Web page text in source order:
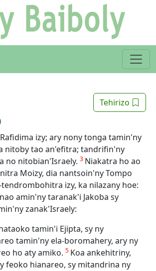
Tehirizo
izy; ary nony tonga tamin'ny
nitoby tao an'efitra; tandrifin'ny
no nitobian'Israely. 3 Niakatra ho ao
Moizy, dia nantsoin'ny Tompo
izy, ka nilazany hoe:
amin'ny taranak'i Jakoba sy
zanak'Israely:
tamin'i Ejipta, sy ny
tamin'ny ela-boromahery, ary ny
ho aty amiko. 5 Koa ankehitriny,
feoko hianareo, sy mitandrina ny